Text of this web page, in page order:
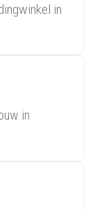
in
in